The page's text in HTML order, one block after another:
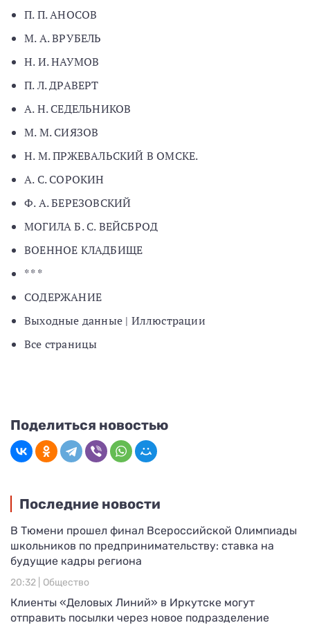
П. П. АНОСОВ
М. А. ВРУБЕЛЬ
Н. И. НАУМОВ
П. Л. ДРАВЕРТ
А. Н. СЕДЕЛЬНИКОВ
М. М. СИЯЗОВ
Н. М. ПРЖЕВАЛЬСКИЙ В ОМСКЕ.
А. С. СОРОКИН
Ф. А. БЕРЕЗОВСКИЙ
МОГИЛА Б. С. ВЕЙСБРОД
ВОЕННОЕ КЛАДБИЩЕ
* * *
СОДЕРЖАНИЕ
Выходные данные | Иллюстрации
Все страницы
Поделиться новостью
Последние новости
В Тюмени прошел финал Всероссийской Олимпиады
школьников по предпринимательству: ставка на
будущие кадры региона
20:32 | Общество
Клиенты «Деловых Линий» в Иркутске могут
отправить посылки через новое подразделение